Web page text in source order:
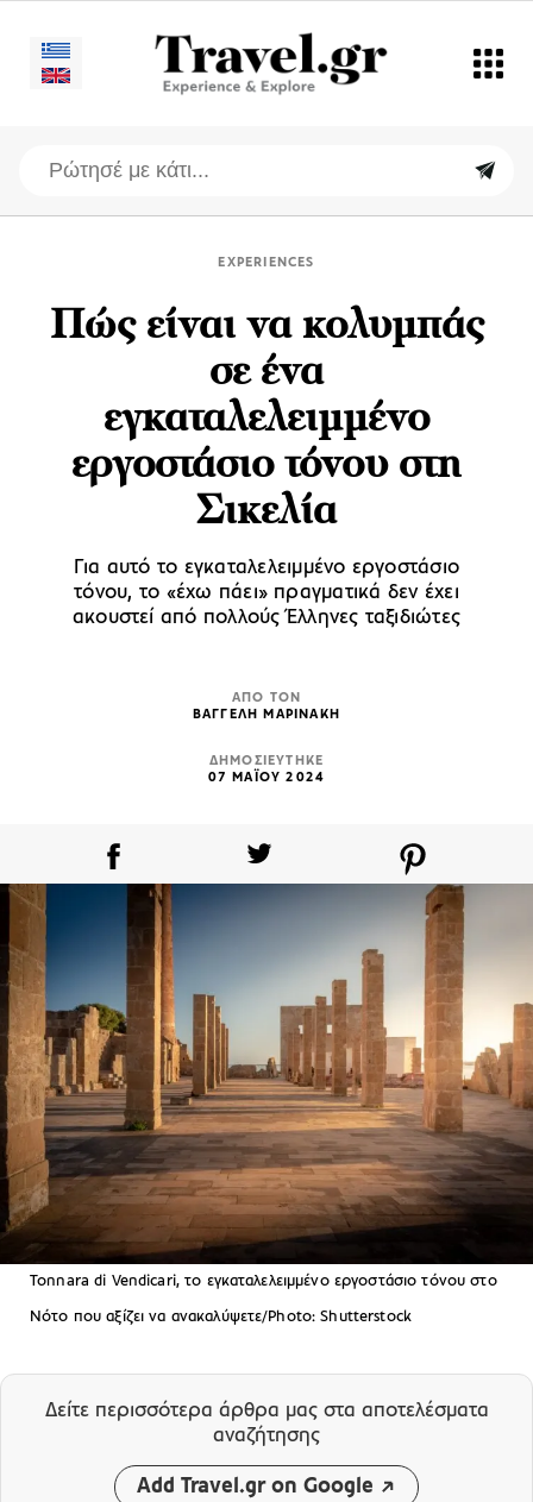
EXPERIENCES
Πώς είναι να κολυμπάς
σε ένα
εγκαταλελειμμένο
εργοστάσιο τόνου στη
Σικελία
Για αυτό το εγκαταλελειμμένο εργοστάσιο
τόνου, το «έχω πάει» πραγματικά δεν έχει
ακουστεί από πολλούς Έλληνες ταξιδιώτες
ΑΠΟ ΤΟΝ
ΒΑΓΓΕΛΗ ΜΑΡΙΝΑΚΗ
ΔΗΜΟΣΙΕΥΤΗΚΕ
07 ΜΑΪΟΥ 2024
Tonnara di Vendicari, το εγκαταλελειμμένο εργοστάσιο τόνου στο
Νότο που αξίζει να ανακαλύψετε/Photo: Shutterstock
Δείτε περισσότερα άρθρα μας στα αποτελέσματα
αναζήτησης
Add Travel.gr on Google